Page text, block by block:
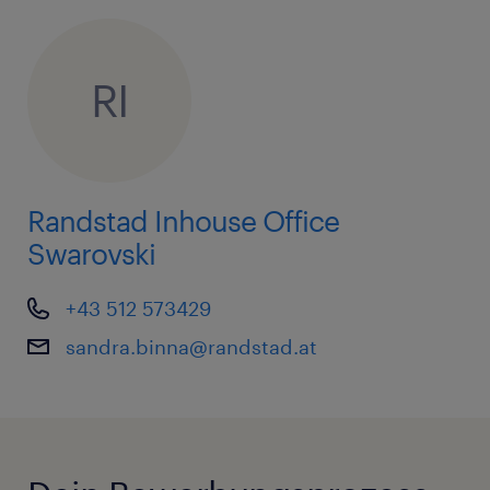
RI
Randstad Inhouse Office
Swarovski
+43 512 573429
sandra.binna@randstad.at